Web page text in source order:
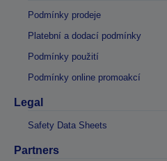
Podmínky prodeje
Platební a dodací podmínky
Podmínky použití
Podmínky online promoakcí
Legal
Safety Data Sheets
Partners